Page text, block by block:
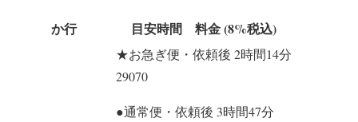
か行 目安時間 料金 (8%税込)
★お急ぎ便・依頼後 2時間14分
29070
●通常便・依頼後 3時間47分